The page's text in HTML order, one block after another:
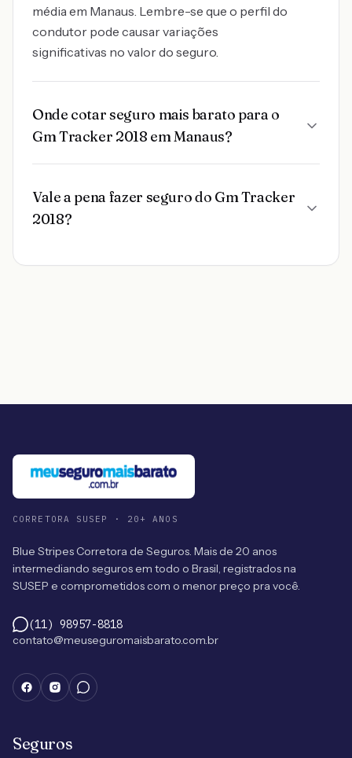
média em Manaus. Lembre-se que o perfil do
condutor pode causar variações
significativas no valor do seguro.
Onde cotar seguro mais barato para o
Gm Tracker 2018 em Manaus?
Vale a pena fazer seguro do Gm Tracker
2018?
CORRETORA SUSEP · 20+ ANOS
Blue Stripes Corretora de Seguros. Mais de 20 anos
intermediando seguros em todo o Brasil, registrados na
SUSEP e comprometidos com o menor preço pra você.
(11) 98957-8818
contato@meuseguromaisbarato.com.br
Seguros